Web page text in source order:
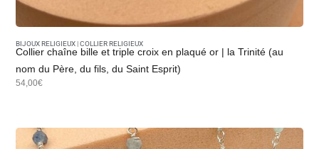
BIJOUX RELIGIEUX |COLLIER RELIGIEUX
Collier chaîne bille et triple croix en plaqué or | la Trinité (au
nom du Père, du fils, du Saint Esprit)
54,00€